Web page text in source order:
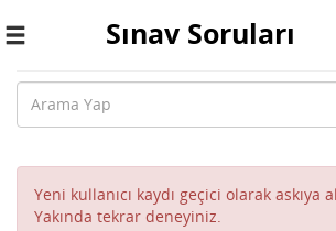
Toggle
Sınav Soruları
Yeni kullanıcı kaydı geçici olarak askıya
Yakında tekrar deneyiniz.